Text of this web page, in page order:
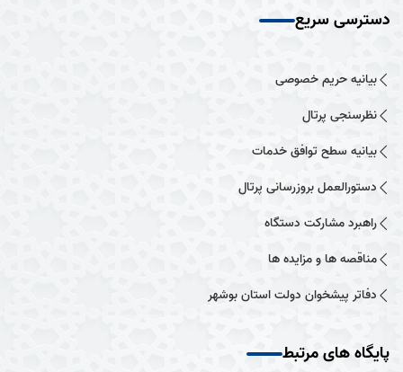
دسترسی سریع
بیانیه حریم خصوصی
نظرسنجی پرتال
بیانیه سطح توافق خدمات
دستورالعمل بروزرسانی پرتال
راهبرد مشارکت دستگاه
مناقصه ها و مزایده ها
دفاتر پیشخوان دولت استان بوشهر
پایگاه های مرتبط